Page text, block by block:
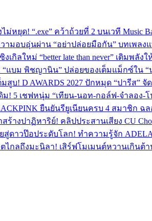
ไม่หยุด! “.exe” คว้าถ้วยที่ 2 บนเวที
ามอบอุ่นผ่าน “อย่าปล่อยมือกัน” บทเพล
ซิงเกิลใหม่ “better late than never” เติ
“แบม พิชญานิน” ปล่อยของเต็มแม็กซ์ใน
มสูบ! D AWARDS 2027 ปักหมุด “ปารีส
ม! 5 เชฟหนุ่ม “เทียน-นอท-กอล์ฟ-จำลอง-
ยืนยันรียูเนียนครบ 4 สมาชิก ฉ
สร้างปาฏิหาริย์! คลิปประสานเสียง CU
สู่ดาวป๊อประดับโลก! ทำความรู้จัก
ตไกลถึงมะนิลา! เสิร์ฟโมเมนต์หวานเกิ